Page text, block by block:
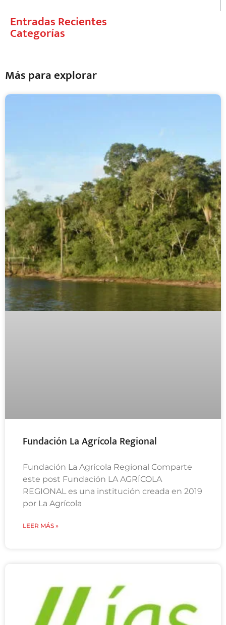
Entradas Recientes
Categorías
Más para explorar
Fundación La Agrícola Regional
Fundación La Agrícola Regional Comparte
este post Fundación LA AGRÍCOLA
REGIONAL es una institución creada en 2019
por La Agrícola
LEER MÁS »